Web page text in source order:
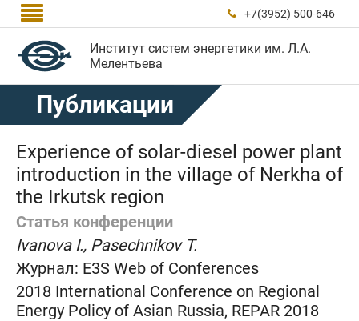
  +7(3952) 500-646
Институт систем энергетики им. Л.А.
Мелентьева
Публикации
Experience of solar-diesel power plant
introduction in the village of Nerkha of
the Irkutsk region
Статья конференции
Ivanova I., Pasechnikov T.
Журнал: E3S Web of Conferences
2018 International Conference on Regional
Energy Policy of Asian Russia, REPAR 2018